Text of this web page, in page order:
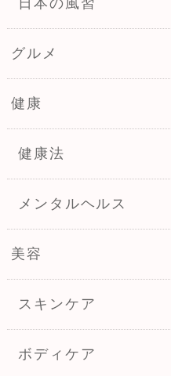
日本の風習
グルメ
健康
健康法
メンタルヘルス
美容
スキンケア
ボディケア